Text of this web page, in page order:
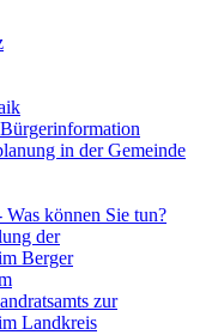
in der Gemeinde
können Sie tun?
der
Berger
zur
Landkreis